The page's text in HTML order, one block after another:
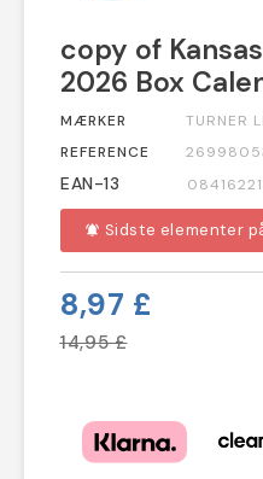
copy of
2026 Box
MÆRKER
TURNER
REFERENCE
EAN-13
notifications_active Sidste elementer
8,97 £
14,95 £